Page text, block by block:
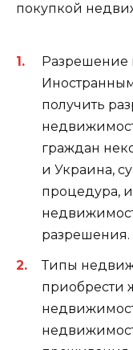
покупкой
Разрешение
получить
граждан
и Украина,
процедура,
разрешения.
Типы
приобрести